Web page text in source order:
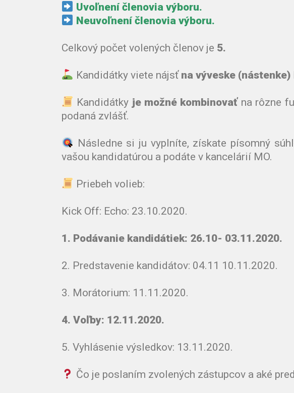
Uvoľnení členovia výboru.
Neuvoľnení členovia výboru.
Celkový počet volených členov je 5.
Kandidátky viete nájsťna výveske (nástenke)
Kandidátky je možné kombinovaťna rôzne
podaná zvlášť.
Následne si ju vyplníte, získate písomný
vašou kandidatúrou a podáte v kancelárií MO.
Priebeh volieb:
Kick Off: Echo: 23.10.2020.
1. Podávanie kandidátiek: 26.10- 03.11.2020.
2. Predstavenie kandidátov: 04.11 10.11.2020.
3. Morátorium: 11.11.2020.
4. Voľby: 12.11.2020.
5. Vyhlásenie výsledkov: 13.11.2020.
Čo je poslaním zvolených zástupcov a aké